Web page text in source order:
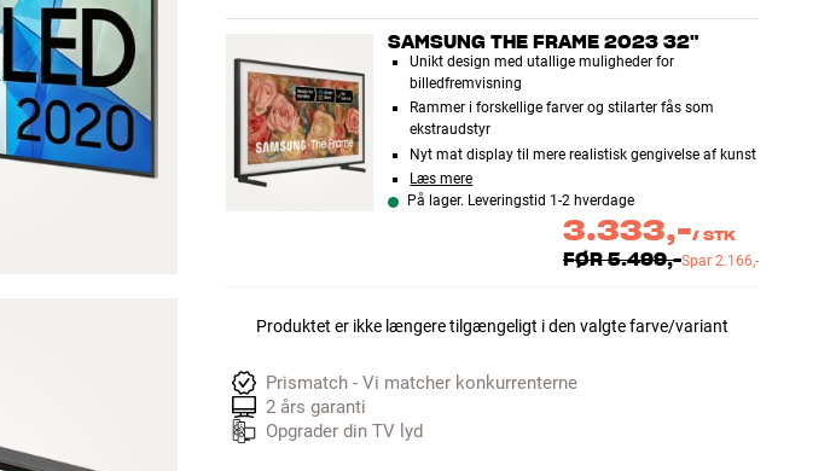
SAMSUNG THE FRAME 2023 32"
Unikt design med utallige muligheder for
billedfremvisning
Rammer i forskellige farver og stilarter fås som
ekstraudstyr
Nyt mat display til mere realistisk gengivelse af kunst
Læs mere
På lager. Leveringstid 1-2 hverdage
3.333,-/ STK
FØR5.499,-Spar 2.166,-
Produktet er ikke længere tilgængeligt i den valgte farve/variant
Prismatch - Vi matcher konkurrenterne
2 års garanti
Opgrader din TV lyd